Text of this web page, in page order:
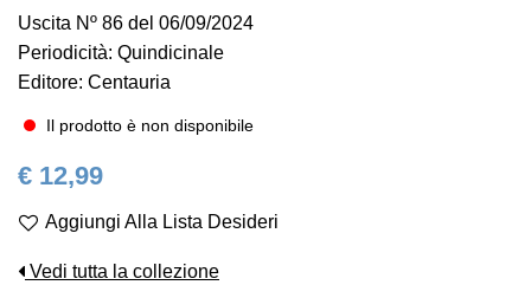
Uscita Nº 86 del 06/09/2024
Periodicità: Quindicinale
Editore: Centauria
Il prodotto è non disponibile
€ 12,99
Aggiungi Alla Lista Desideri
Vedi tutta la collezione